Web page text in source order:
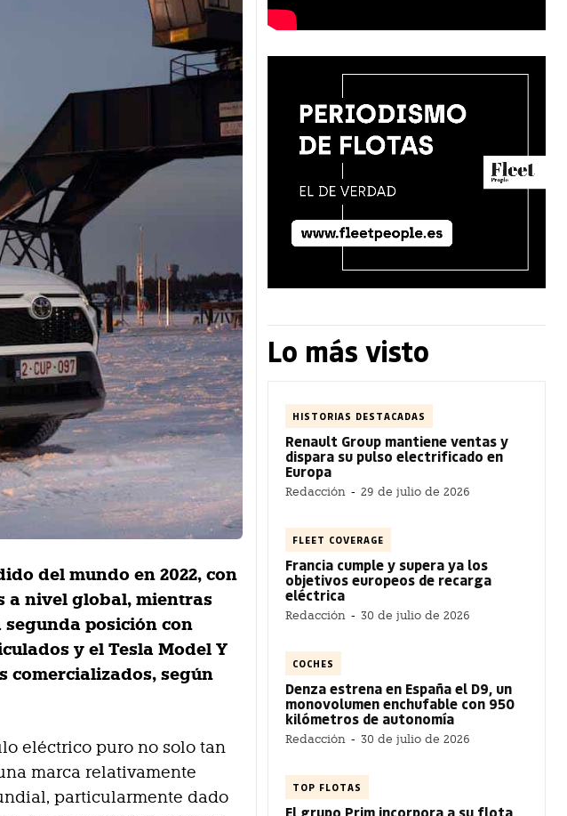
del mundo en 2022, con
a nivel global, mientras
segunda posición con
y el Tesla Model Y
comercializados, según
eléctrico puro no solo tan
marca relativamente
particularmente dado
Lo más visto
HISTORIAS DESTACADAS
Renault Group mantiene ventas y
dispara su pulso electrificado en
Europa
Redacción - 29 de julio de 2026
FLEET COVERAGE
Francia cumple y supera ya los
objetivos europeos de recarga
eléctrica
Redacción - 30 de julio de 2026
COCHES
Denza estrena en España el D9, un
monovolumen enchufable con 950
kilómetros de autonomía
Redacción - 30 de julio de 2026
TOP FLOTAS
El grupo Prim incorpora a su flota